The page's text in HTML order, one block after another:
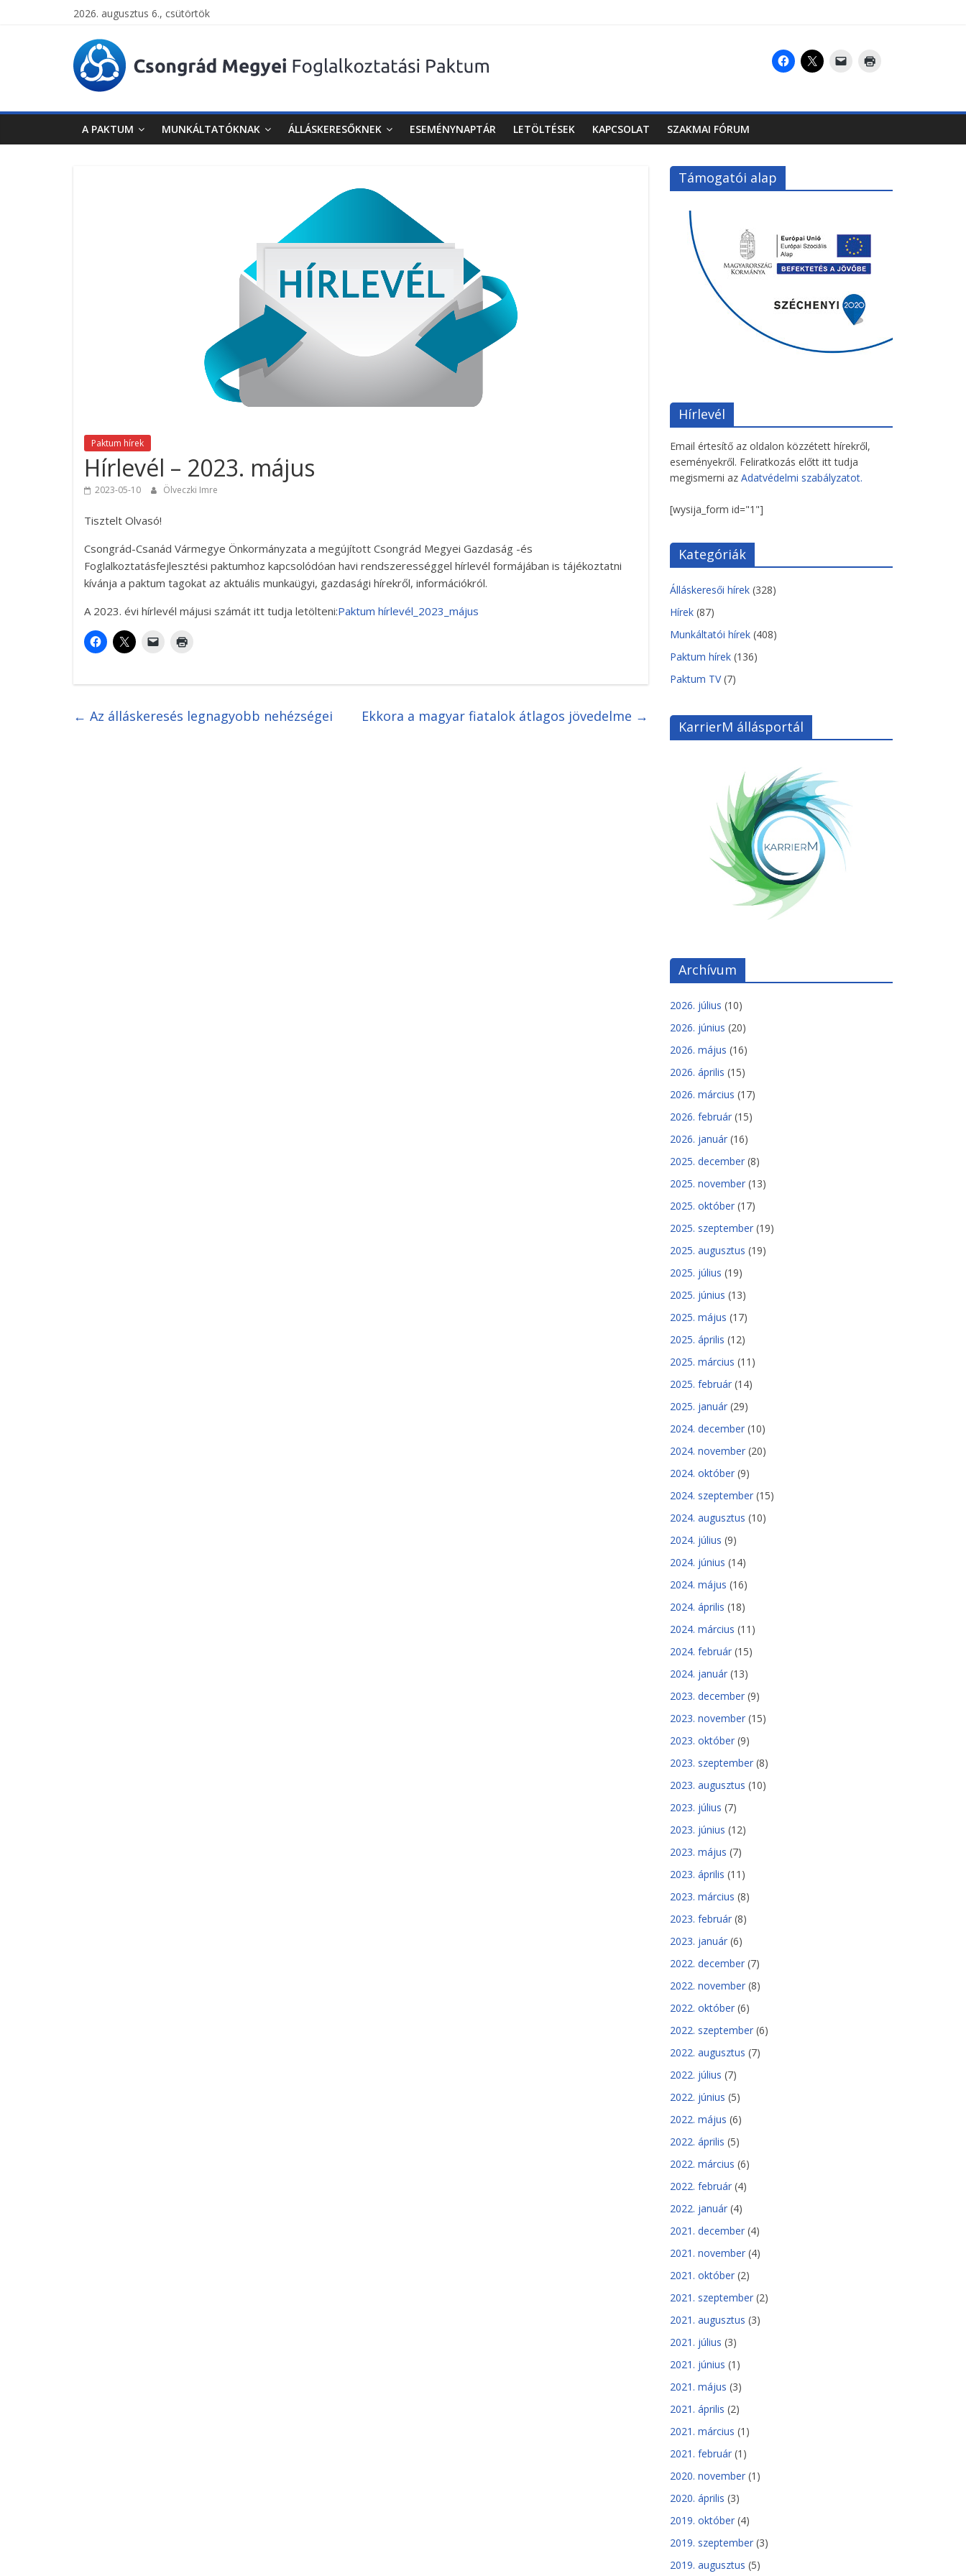
2026. augusztus 6., csütörtök
Csongrád
Megyei
Foglalkoztatási
A PAKTUM MUNKÁLTATÓKNAK ÁLLÁSKERESŐKNEK ESEMÉNYNAPTÁR LETÖLTÉSEK KAPCSOLAT SZAKMAI FÓRUM
Paktum hírek
Hírlevél – 2023. május
2023-05-10 Ölveczki Imre
Tisztelt Olvasó!
Csongrád-Csanád Vármegye Önkormányzata a megújított Csongrád Megyei Gazdaság -és
Foglalkoztatásfejlesztési paktumhoz kapcsolódóan havi rendszerességgel hírlevél formájában is tájékoztatni
kívánja a paktum tagokat az aktuális munkaügyi, gazdasági hírekről, információkról.
A 2023. évi hírlevél májusi számát itt tudja letölteni:Paktum hírlevél_2023_május
← Az álláskeresés legnagyobb nehézségei Ekkora a magyar fiatalok átlagos jövedelme →
Támogatói alap
Hírlevél
Email értesítő az oldalon közzétett hírekről,
eseményekről. Feliratkozás előtt itt tudja
megismerni az Adatvédelmi szabályzatot.
[wysija_form id="1"]
Kategóriák
Álláskeresői hírek (328)
Hírek (87)
Munkáltatói hírek (408)
Paktum hírek (136)
Paktum TV(7)
KarrierM állásportál
Archívum
2026. július (10)
2026. június (20)
2026. május (16)
2026. április (15)
2026. március (17)
2026. február (15)
2026. január (16)
2025. december (8)
2025. november (13)
2025. október (17)
2025. szeptember (19)
2025. augusztus (19)
2025. július (19)
2025. június (13)
2025. május (17)
2025. április (12)
2025. március (11)
2025. február (14)
2025. január (29)
2024. december (10)
2024. november (20)
2024. október (9)
2024. szeptember (15)
2024. augusztus (10)
2024. július (9)
2024. június (14)
2024. május (16)
2024. április (18)
2024. március (11)
2024. február (15)
2024. január (13)
2023. december (9)
2023. november (15)
2023. október (9)
2023. szeptember (8)
2023. augusztus (10)
2023. július (7)
2023. június (12)
2023. május (7)
2023. április (11)
2023. március (8)
2023. február (8)
2023. január (6)
2022. december (7)
2022. november (8)
2022. október (6)
2022. szeptember (6)
2022. augusztus (7)
2022. július (7)
2022. június (5)
2022. május (6)
2022. április (5)
2022. március (6)
2022. február (4)
2022. január (4)
2021. december (4)
2021. november (4)
2021. október (2)
2021. szeptember (2)
2021. augusztus (3)
2021. július (3)
2021. június (1)
2021. május (3)
2021. április (2)
2021. március (1)
2021. február (1)
2020. november (1)
2020. április (3)
2019. október (4)
2019. szeptember (3)
2019. augusztus (5)